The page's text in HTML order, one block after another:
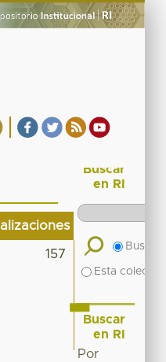
157
Buscar
en RI
Buscar
Esta
Buscar
en RI
Por